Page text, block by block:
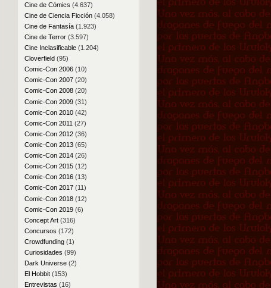
Cine de Cómics (4.637)
Cine de Ciencia Ficción(4.058)
Cine de Fantasía(1.923)
Cine de Terror(3.597)
Cine Inclasificable(1.204)
Cloverfield(95)
Comic-Con 2006(10)
Comic-Con 2007(20)
Comic-Con 2008(20)
Comic-Con 2009(31)
Comic-Con 2010(42)
Comic-Con 2011 (27)
Comic-Con 2012(36)
Comic-Con 2013(65)
Comic-Con 2014(26)
Comic-Con 2015(12)
Comic-Con 2016(13)
Comic-Con 2017(11)
Comic-Con 2018(12)
Comic-Con 2019(6)
Concept Art(316)
Concursos (172)
Crowdfunding(1)
Curiosidades (99)
Dark Universe(2)
El Hobbit(153)
Entrevistas (16)